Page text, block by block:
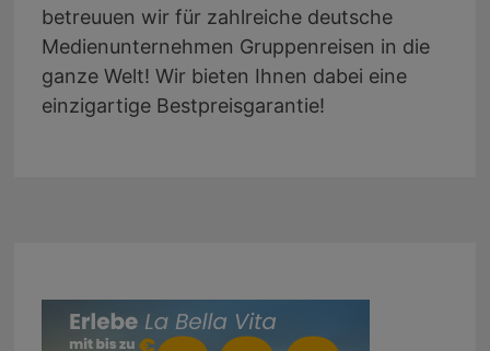
betreuuen wir für zahlreiche deutsche
Medienunternehmen Gruppenreisen in die
ganze Welt! Wir bieten Ihnen dabei eine
einzigartige Bestpreisgarantie!